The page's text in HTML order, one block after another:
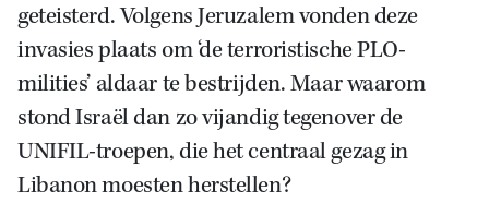
Zoek
geteisterd. Volgens Jeruzalem vonden deze
invasies plaats om ‘de terroristische PLO-
milities’ aldaar te bestrijden. Maar waarom
stond Israël dan zo vijandig tegenover de
UNIFIL-troepen, die het centraal gezag in
Libanon moesten herstellen?